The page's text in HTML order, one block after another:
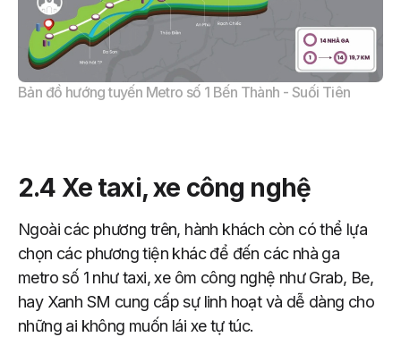
Bản đồ hướng tuyến Metro số 1 Bến Thành - Suối Tiên
2.4 Xe taxi, xe công nghệ
Ngoài các phương trên, hành khách còn có thể lựa
chọn các phương tiện khác để đến các nhà ga
metro số 1 như taxi, xe ôm công nghệ như Grab, Be,
hay Xanh SM cung cấp sự linh hoạt và dễ dàng cho
những ai không muốn lái xe tự túc.